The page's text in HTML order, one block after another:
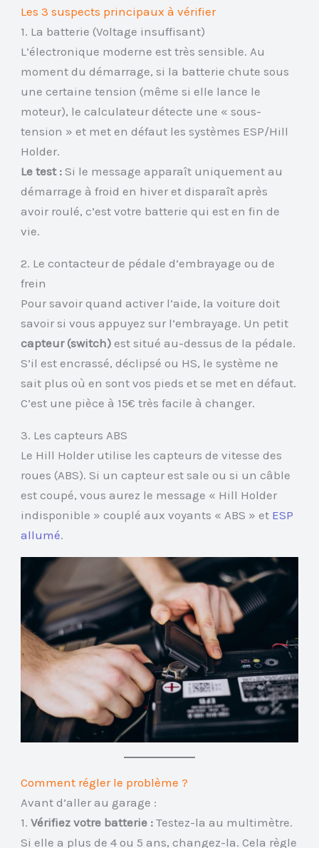
Les 3 suspects principaux à vérifier
1. La batterie (Voltage insuffisant)
L’électronique moderne est très sensible. Au
moment du démarrage, si la batterie chute sous
une certaine tension (même si elle lance le
moteur), le calculateur détecte une « sous-
tension » et met en défaut les systèmes ESP/Hill
Holder.
Le test : Si le message apparaît uniquement au
démarrage à froid en hiver et disparaît après
avoir roulé, c’est votre batterie qui est en fin de
vie.
2. Le contacteur de pédale d’embrayage ou de
frein
Pour savoir quand activer l’aide, la voiture doit
savoir si vous appuyez sur l’embrayage. Un petit
capteur (switch) est situé au-dessus de la pédale.
S’il est encrassé, déclipsé ou HS, le système ne
sait plus où en sont vos pieds et se met en défaut.
C’est une pièce à 15€ très facile à changer.
3. Les capteurs ABS
Le Hill Holder utilise les capteurs de vitesse des
roues (ABS). Si un capteur est sale ou si un câble
est coupé, vous aurez le message « Hill Holder
indisponible » couplé aux voyants « ABS » et ESP
allumé.
Comment régler le problème ?
Avant d’aller au garage :
1.Vérifiez votre batterie : Testez-la au multimètre.
Si elle a plus de 4 ou 5 ans, changez-la. Cela règle